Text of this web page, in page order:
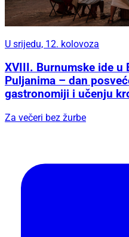
U srijedu, 12. kolovoza
XVIII. Burnumske ide u
Puljanima – dan
gastronomiji i učenju
Za večeri bez žurbe